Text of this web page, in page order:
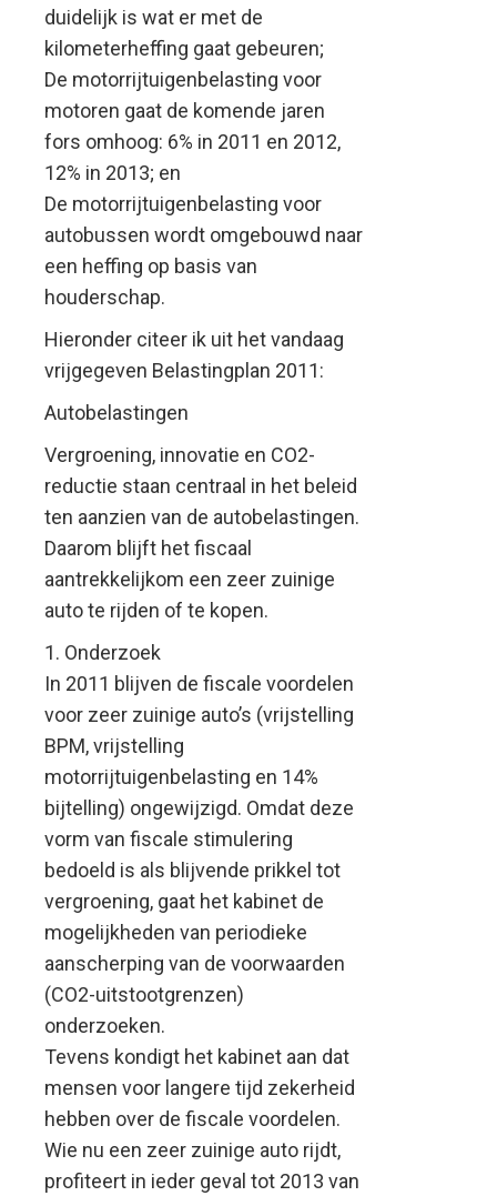
duidelijk is wat er met de
kilometerheffing gaat gebeuren;
De motorrijtuigenbelasting voor
motoren gaat de komende jaren
fors omhoog: 6% in 2011 en 2012,
12% in 2013; en
De motorrijtuigenbelasting voor
autobussen wordt omgebouwd naar
een heffing op basis van
houderschap.
Hieronder citeer ik uit het vandaag
vrijgegeven Belastingplan 2011:
Autobelastingen
Vergroening, innovatie en CO2-
reductie staan centraal in het beleid
ten aanzien van de autobelastingen.
Daarom blijft het fiscaal
aantrekkelijkom een zeer zuinige
auto te rijden of te kopen.
1. Onderzoek
In 2011 blijven de fiscale voordelen
voor zeer zuinige auto’s (vrijstelling
BPM, vrijstelling
motorrijtuigenbelasting en 14%
bijtelling) ongewijzigd. Omdat deze
vorm van fiscale stimulering
bedoeld is als blijvende prikkel tot
vergroening, gaat het kabinet de
mogelijkheden van periodieke
aanscherping van de voorwaarden
(CO2-uitstootgrenzen)
onderzoeken.
Tevens kondigt het kabinet aan dat
mensen voor langere tijd zekerheid
hebben over de fiscale voordelen.
Wie nu een zeer zuinige auto rijdt,
profiteert in ieder geval tot 2013 van